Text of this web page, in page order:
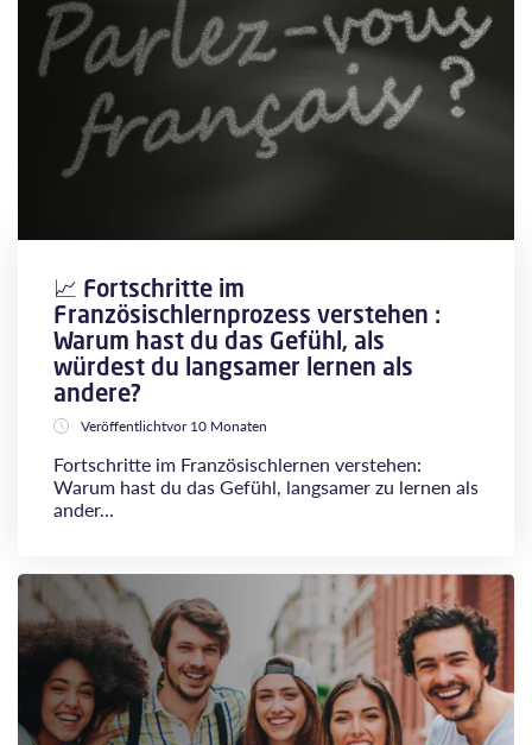
📈 Fortschritte im
Französischlernprozess verstehen :
Warum hast du das Gefühl, als
würdest du langsamer lernen als
andere?
Veröffentlichtvor 10 Monaten
Fortschritte im Französischlernen verstehen:
Warum hast du das Gefühl, langsamer zu lernen als
ander...